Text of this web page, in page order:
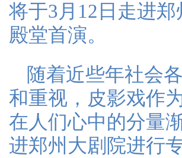
将于3月12日走进
殿堂首演。
随着近些年社会
和重视，皮影戏作
在人们心中的分量
进郑州大剧院进行